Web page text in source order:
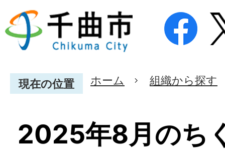
現在の位置 ホーム 組織から探す
2025年8月のち